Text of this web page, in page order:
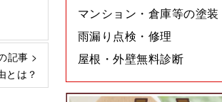
記事 >
とは？
マンション・倉庫等の塗装
雨漏り点検・修理
屋根・外壁無料診断